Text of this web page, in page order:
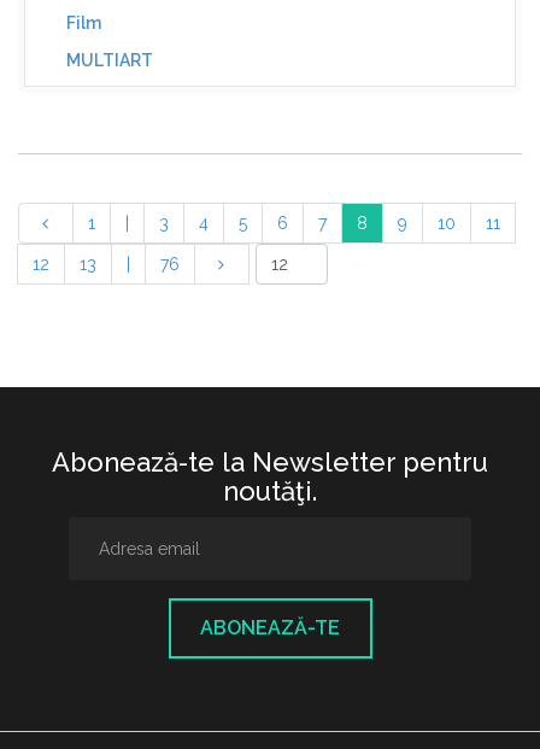
Film
MULTIART
1 3 4 5 6 7 8 9 10 11
12 13 76
Abonează-te la Newsletter pentru
noutăţi.
ABONEAZĂ-TE